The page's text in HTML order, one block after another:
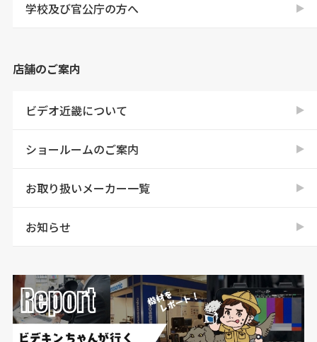
学校及び官公庁の方へ
店舗のご案内
ビデオ近畿について
ショールームのご案内
お取り扱いメーカー一覧
お知らせ